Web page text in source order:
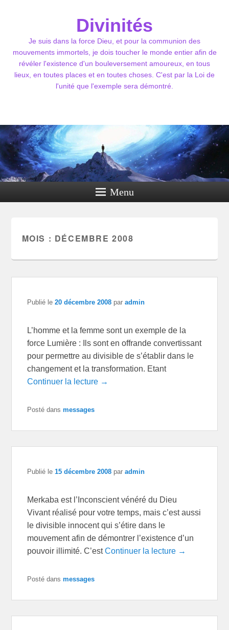
Divinités
Je suis dans la force Dieu, et pour la communion des
mouvements immortels, je dois toucher le monde entier afin de
révéler l'existence d'un bouleversement amoureux, en tous
lieux, en toutes places et en toutes choses. C'est par la Loi de
l'unité que l'exemple sera démontré.
Menu
MOIS : DÉCEMBRE 2008
Publié le20 décembre 2008 paradmin
L’homme et la femme sont un exemple de la
force Lumière : Ils sont en offrande convertissant
pour permettre au divisible de s’établir dans le
changement et la transformation. Etant
Continuer la lecture →
Posté dans messages
Publié le15 décembre 2008 paradmin
Merkaba est l’Inconscient vénéré du Dieu
Vivant réalisé pour votre temps, mais c’est aussi
le divisible innocent qui s’étire dans le
mouvement afin de démontrer l’existence d’un
pouvoir illimité. C’estContinuer la lecture →
Posté dans messages